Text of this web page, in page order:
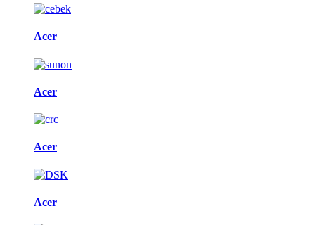
Acer
Acer
Acer
Acer